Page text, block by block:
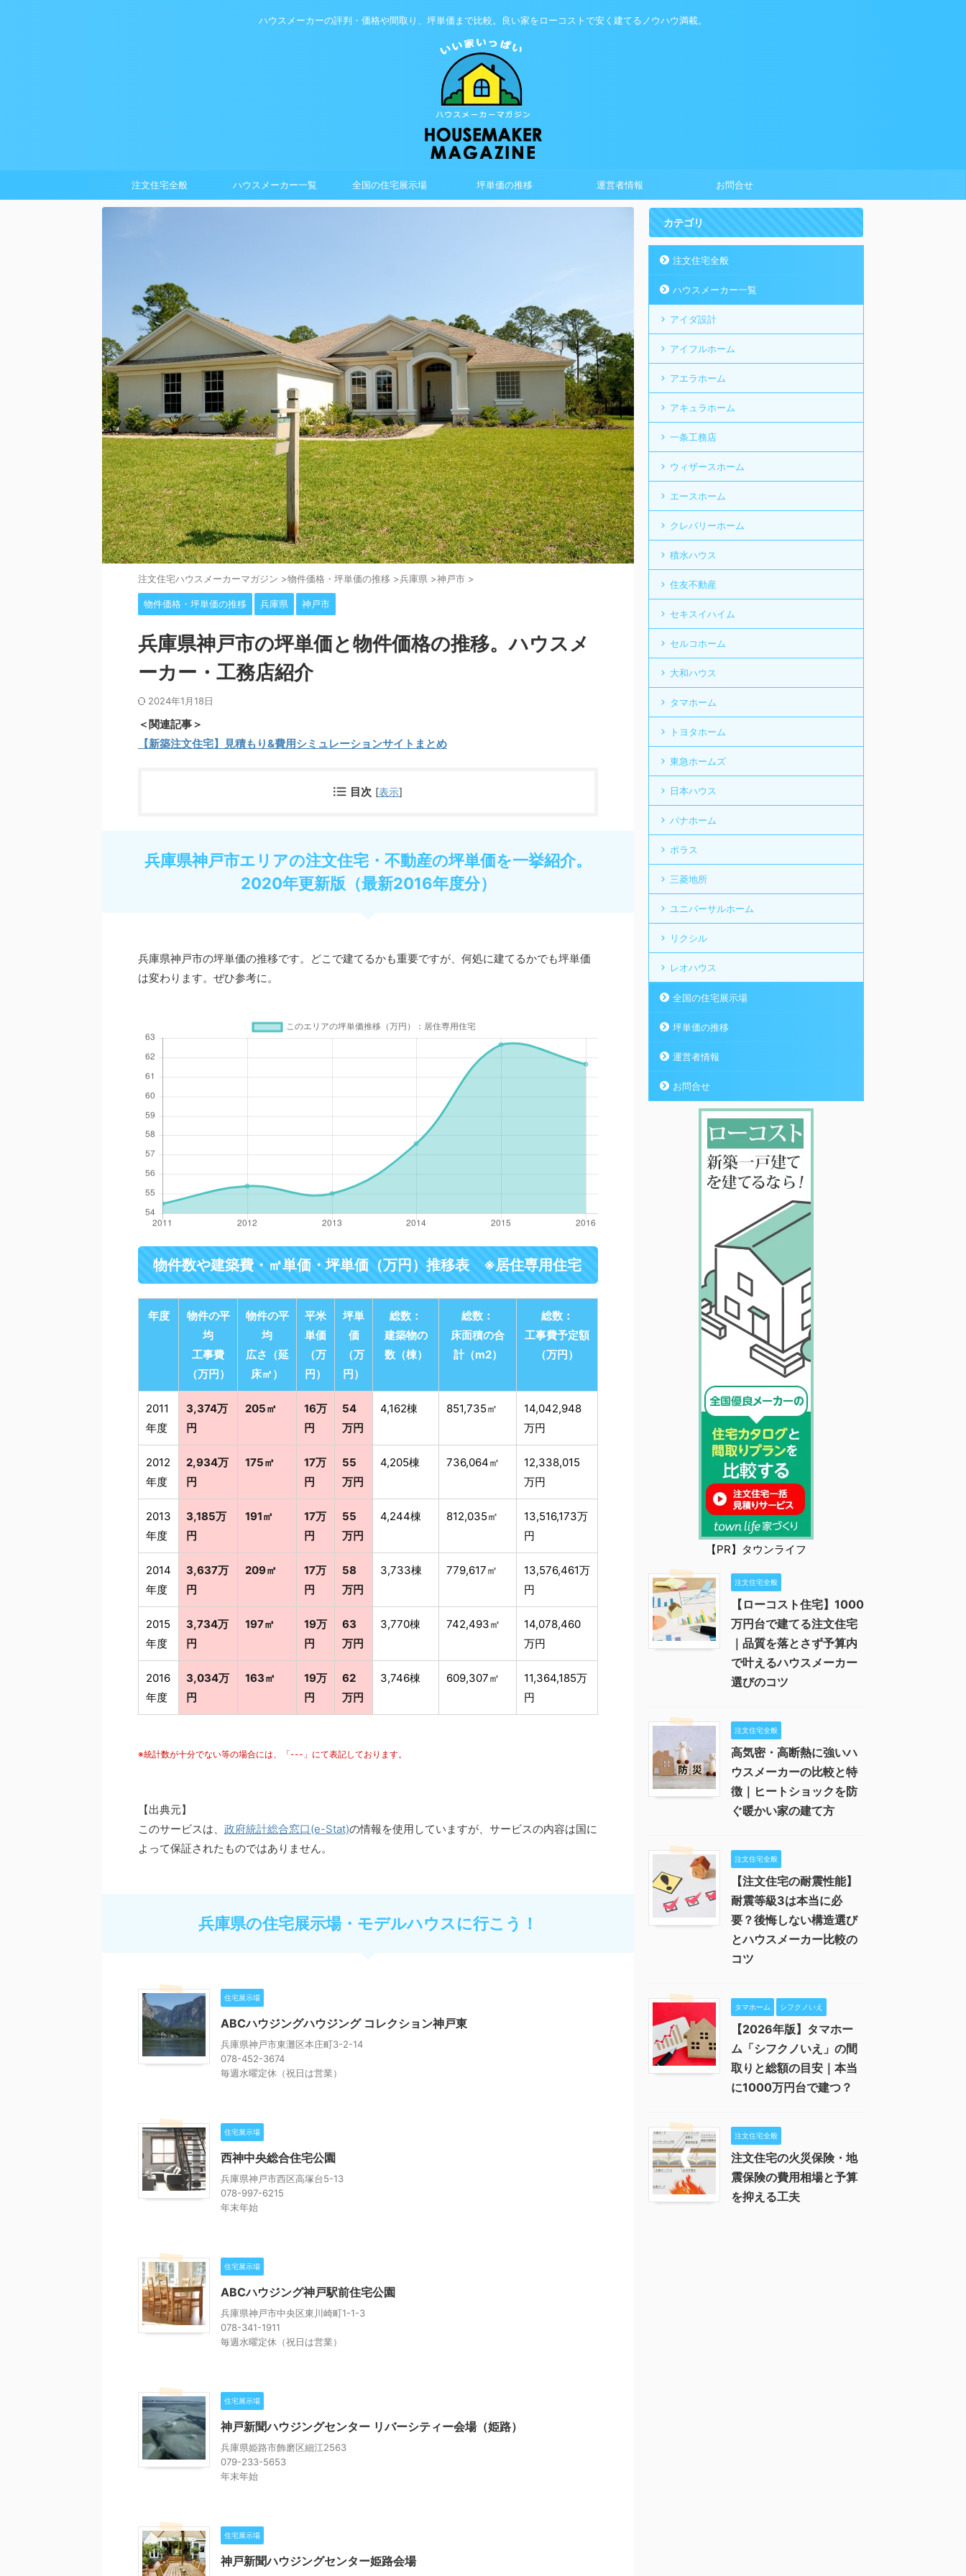
ハウスメーカーの評判・価格や間取り、坪単価まで比較。良い家をローコストで安く建てるノウハウ満載。
注文住宅全般 ハウスメーカー一覧 全国の住宅展示場 坪単価の推移 運営者情報 お問合せ
注⽂住宅ハウスメーカーマガジン >物件価格・坪単価の推移 >兵庫県 >神戸市 >
物件価格・坪単価の推移 兵庫県 神戸市
兵庫県神戸市の坪単価と物件価格の推移。ハウスメ
ーカー・工務店紹介
2024年1月18日
＜関連記事＞
【新築注文住宅】見積もり&費用シミュレーションサイトまとめ
目次 [表示]
兵庫県神戸市エリアの注文住宅・不動産の坪単価を一挙紹介。
2020年更新版（最新2016年度分）
兵庫県神戸市の坪単価の推移です。どこで建てるかも重要ですが、何処に建てるかでも坪単価
は変わります。ぜひ参考に。
物件数や建築費・㎡単価・坪単価（万円）推移表 ※居住専用住宅
年度
物件の平
均
工事費
（万円）
物件の平
均
広さ（延
床㎡）
平米
単価
（万
円）
坪単
価
（万
円）
総数：
建築物の
数（棟）
総数：
床面積の合
計（m2）
総数：
工事費予定額
（万円）
2011
年度
3,374万
円
205㎡
16万
円
54
万円
4,162棟 851,735㎡
14,042,948
万円
2012
年度
2,934万
円
175㎡
17万
円
55
万円
4,205棟 736,064㎡
12,338,015
万円
2013
年度
3,185万
円
191㎡
17万
円
55
万円
4,244棟 812,035㎡
13,516,173万
円
2014
年度
3,637万
円
209㎡
17万
円
58
万円
3,733棟 779,617㎡
13,576,461万
円
2015
年度
3,734万
円
197㎡
19万
円
63
万円
3,770棟 742,493㎡
14,078,460
万円
2016
年度
3,034万
円
163㎡
19万
円
62
万円
3,746棟 609,307㎡
11,364,185万
円
※統計数が十分でない等の場合には、「---」にて表記しております。
【出典元】
このサービスは、 政府統計総合窓口(e-Stat)の情報を使用していますが、サービスの内容は国に
よって保証されたものではありません。
兵庫県の住宅展示場・モデルハウスに行こう！
住宅展示場
ABCハウジングハウジング コレクション神戸東
兵庫県神戸市東灘区本庄町3-2-14
078-452-3674
毎週水曜定休（祝日は営業）
住宅展示場
西神中央総合住宅公園
兵庫県神戸市西区高塚台5-13
078-997-6215
年末年始
住宅展示場
ABCハウジング神戸駅前住宅公園
兵庫県神戸市中央区東川崎町1-1-3
078-341-1911
毎週水曜定休（祝日は営業）
住宅展示場
神戸新聞ハウジングセンター リバーシティー会場（姫路）
兵庫県姫路市飾磨区細江2563
079-233-5653
年末年始
住宅展示場
神戸新聞ハウジングセンター姫路会場
カテゴリ
注文住宅全般
ハウスメーカー一覧
アイダ設計
アイフルホーム
アエラホーム
アキュラホーム
一条工務店
ウィザースホーム
エースホーム
クレバリーホーム
積水ハウス
住友不動産
セキスイハイム
セルコホーム
大和ハウス
タマホーム
トヨタホーム
東急ホームズ
日本ハウス
パナホーム
ポラス
三菱地所
ユニバーサルホーム
リクシル
レオハウス
全国の住宅展示場
坪単価の推移
運営者情報
お問合せ
【PR】タウンライフ
注文住宅全般
【ローコスト住宅】1000
万円台で建てる注文住宅
｜品質を落とさず予算内
で叶えるハウスメーカー
選びのコツ
注文住宅全般
高気密・高断熱に強いハ
ウスメーカーの比較と特
徴｜ヒートショックを防
ぐ暖かい家の建て方
注文住宅全般
【注文住宅の耐震性能】
耐震等級3は本当に必
要？後悔しない構造選び
とハウスメーカー比較の
コツ
タマホーム シフクノいえ
【2026年版】タマホー
ム「シフクノいえ」の間
取りと総額の目安｜本当
に1000万円台で建つ？
注文住宅全般
注文住宅の火災保険・地
震保険の費用相場と予算
を抑える工夫